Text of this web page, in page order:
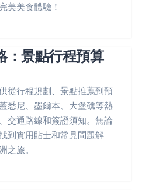
美美食體驗！
：景點行程預算
從行程規劃、景點推薦到預
悉尼、墨爾本、大堡礁等熱
交通路線和簽證須知。無論
到實用貼士和常見問題解
之旅。